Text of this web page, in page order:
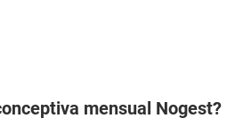
mensual Nogest?